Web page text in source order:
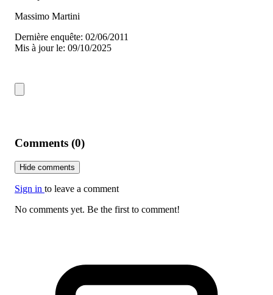
Massimo Martini
Dernière enquête: 02/06/2011
Mis à jour le: 09/10/2025
Comments (0)
Hide comments
Sign in to leave a comment
No comments yet. Be the first to comment!